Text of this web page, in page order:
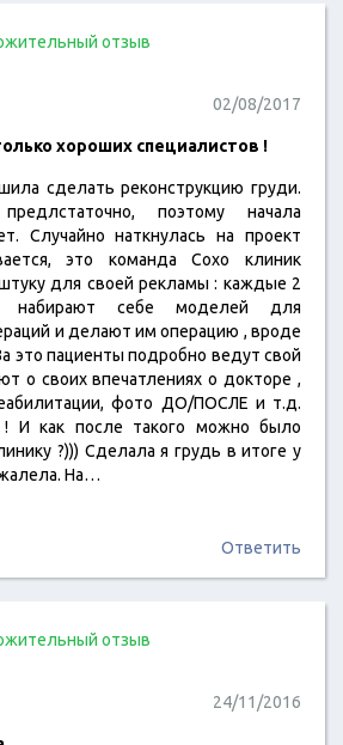
отзыв
02/08/2017
хороших специалистов !
сделать реконструкцию груди.
поэтому начала
Случайно наткнулась на проект
это команда Сохо клиник
для своей рекламы : каждые 2
себе моделей для
и делают им операцию , вроде
это пациенты подробно ведут свой
о своих впечатлениях о докторе ,
фото ДО/ПОСЛЕ и т.д.
! И как после такого можно было
?))) Сделала я грудь в итоге у
На…
Ответить
отзыв
24/11/2016